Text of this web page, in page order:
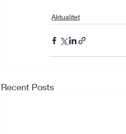
Aktualitet
Recent Posts